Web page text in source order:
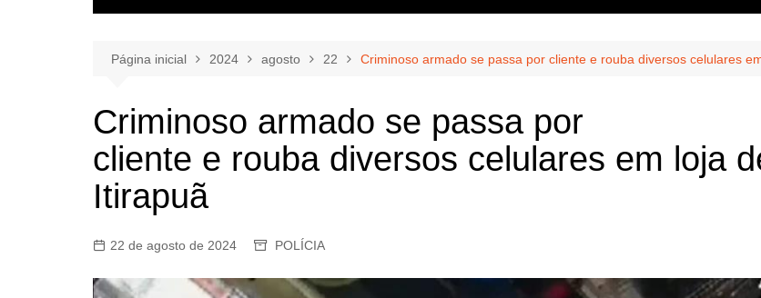
Página inicial 2024 agosto 22 Criminoso armado se passa por cliente e rouba diversos celulares
Criminoso armado se passa por
cliente e rouba diversos celulares em loja
Itirapuã
22 de agosto de 2024 POLÍCIA